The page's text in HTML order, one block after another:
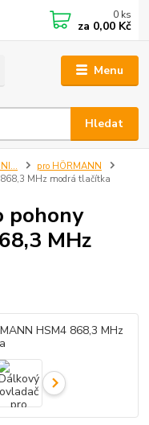
Menu
Hledat
0 ks
za 0,00 Kč
pro HÖRMANN
MHz modrá tlačítka
pohony
MHz